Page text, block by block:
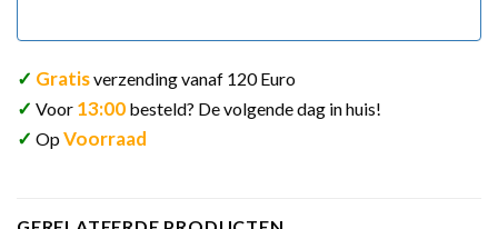
✓ Gratisverzending vanaf 120 Euro
✓ Voor 13:00 besteld? De volgende dag in huis!
✓ OpVoorraad